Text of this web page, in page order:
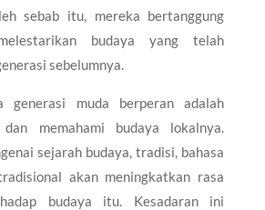
sebab itu, mereka bertanggung
budaya yang telah
sebelumnya.
generasi muda berperan adalah
memahami budaya lokalnya.
sejarah budaya, tradisi, bahasa
akan meningkatkan rasa
budaya itu. Kesadaran ini